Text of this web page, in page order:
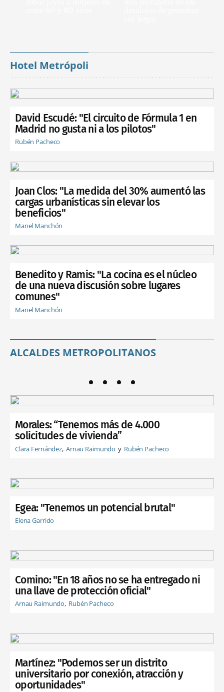
Hotel Metrópoli
David Escudé: "El circuito de Fórmula 1 en
Madrid no gusta ni a los pilotos"
Rubén Pacheco
Joan Clos: "La medida del 30% aumentó las
cargas urbanísticas sin elevar los
beneficios"
Manel Manchón
Benedito y Ramis: "La cocina es el núcleo
de una nueva discusión sobre lugares
comunes"
Manel Manchón
ALCALDES METROPOLITANOS
Morales: “Tenemos más de 4.000
solicitudes de vivienda”
Clara Fernández Arnau Raimundo Rubén Pacheco
Egea: "Tenemos un potencial brutal"
Elena Garrido
Comino: "En 18 años no se ha entregado ni
una llave de protección oficial"
Arnau Raimundo Rubén Pacheco
Martínez: "Podemos ser un distrito
universitario por conexión, atracción y
oportunidades"